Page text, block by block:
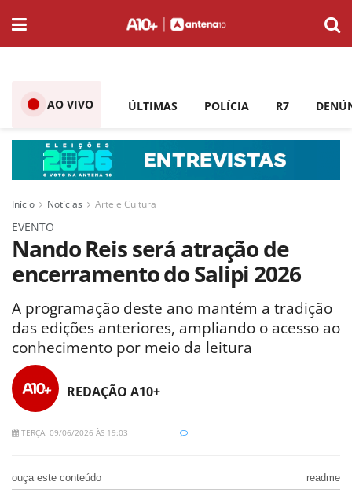
AO VIVO ÚLTIMAS POLÍCIA R7
Início Notícias Arte e Cultura
EVENTO
Nando Reis será atração de
encerramento do Salipi 2026
A programação deste ano mantém a tradição
das edições anteriores, ampliando o acesso ao
conhecimento por meio da leitura
REDAÇÃO A10+
TERÇA, 09/06/2026 ÀS 19:03
ouça este conteúdo readme